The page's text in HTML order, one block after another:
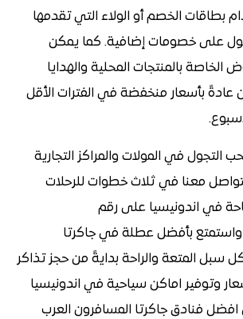
بطاقات الخصم أو الولاء التي تقدمها
على خصومات إضافية. كما يمكن
الخاصة بالمنتجات المحلية والهدايا
عادةً بأسعار منخفضة في الفترات الأقل
التجول في المولات والمراكز التجارية
معنا في ثلاث خطوات للرحلات
في اندونيسيا على رقم
واستمتع بأفضل عطلة في جاكرتا
سبل المتعة والراحة بدايةً من حجز تذاكر
وتوفير اماكن سياحية في اندونيسيا
فنادق جاكرتا المسافرون العرب